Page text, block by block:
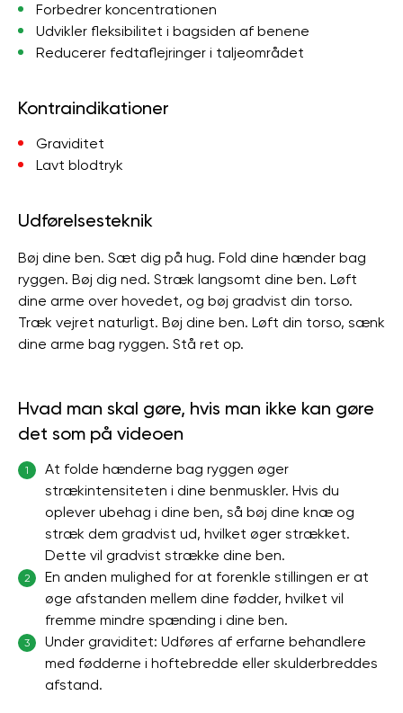
Forbedrer koncentrationen
Udvikler fleksibilitet i bagsiden af ​​benene
Reducerer fedtaflejringer i taljeområdet
Kontraindikationer
Graviditet
Lavt blodtryk
Udførelsesteknik
Bøj dine ben. Sæt dig på hug. Fold dine hænder bag
ryggen. Bøj dig ned. Stræk langsomt dine ben. Løft
dine arme over hovedet, og bøj gradvist din torso.
Træk vejret naturligt. Bøj dine ben. Løft din torso, sænk
dine arme bag ryggen. Stå ret op.
Hvad man skal gøre, hvis man ikke kan gøre
det som på videoen
1
At folde hænderne bag ryggen øger
strækintensiteten i dine benmuskler. Hvis du
oplever ubehag i dine ben, så bøj dine knæ og
stræk dem gradvist ud, hvilket øger strækket.
Dette vil gradvist strække dine ben.
2
En anden mulighed for at forenkle stillingen er at
øge afstanden mellem dine fødder, hvilket vil
fremme mindre spænding i dine ben.
3
Under graviditet: Udføres af erfarne behandlere
med fødderne i hoftebredde eller skulderbreddes
afstand.